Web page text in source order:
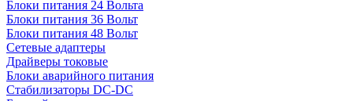
Блоки питания 24 Вольта
Блоки питания 36 Вольт
Блоки питания 48 Вольт
Сетевые адаптеры
Драйверы токовые
Блоки аварийного питания
Стабилизаторы DC-DC